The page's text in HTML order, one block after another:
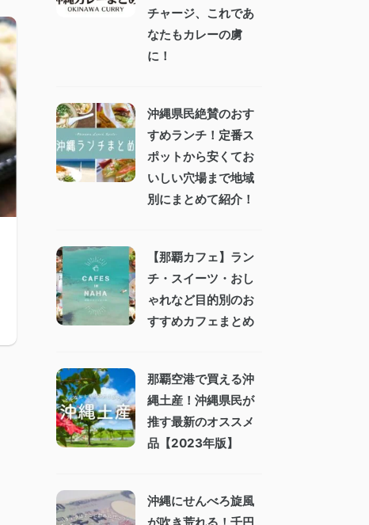
チャージ、これであ
なたもカレーの虜
に！
沖縄県民絶賛のおす
すめランチ！定番ス
ポットから安くてお
いしい穴場まで地域
別にまとめて紹介！
【那覇カフェ】ラン
チ・スイーツ・おし
ゃれなど目的別のお
すすめカフェまとめ
那覇空港で買える沖
縄土産！沖縄県民が
推す最新のオススメ
品【2023年版】
沖縄にせんべろ旋風